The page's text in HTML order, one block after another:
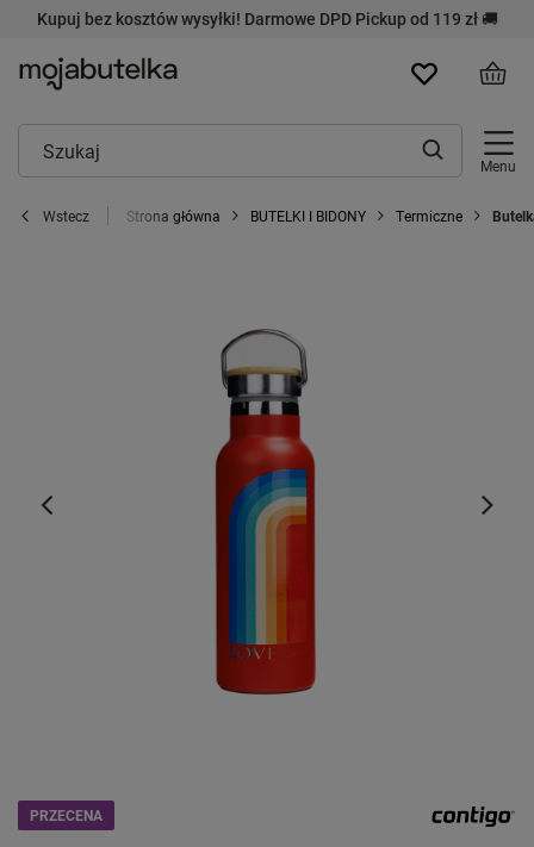
Kupuj bez kosztów wysyłki! Darmowe DPD Pickup od 119 zł 🚚
Menu
Wstecz Strona główna BUTELKI I BIDONY Termiczne
PRZECENA